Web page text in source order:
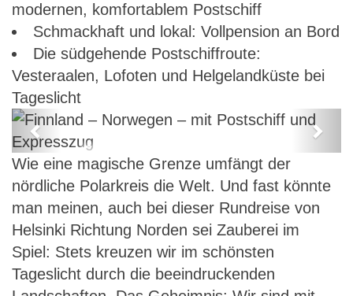
modernen, komfortablem Postschiff
Schmackhaft und lokal: Vollpension an Bord
Die südgehende Postschiffroute:
Vesteraalen, Lofoten und Helgelandküste bei
Tageslicht
Finnland – Norwegen – mit
Postschiff und Expresszug
Previous
Wie eine magische Grenze umfängt der
nördliche Polarkreis die Welt. Und fast könnte
man meinen, auch bei dieser Rundreise von
Helsinki Richtung Norden sei Zauberei im
Spiel: Stets kreuzen wir im schönsten
Tageslicht durch die beeindruckenden